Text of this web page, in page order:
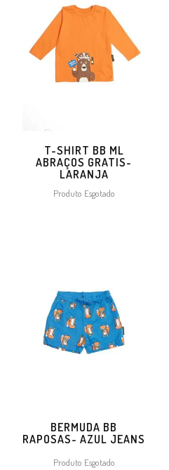
T-SHIRT BB ML
ABRAÇOS GRATIS-
LARANJA
Produto Esgotado
BERMUDA BB
RAPOSAS- AZUL JEANS
Produto Esgotado